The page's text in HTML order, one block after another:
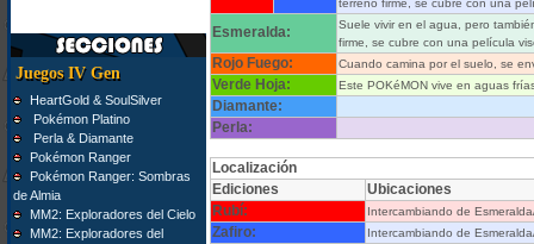
Juegos IV Gen
HeartGold & SoulSilver
Pokémon Platino
Perla & Diamante
Pokémon Ranger
Pokémon Ranger: Sombras
de Almia
MM2: Exploradores del Cielo
MM2: Exploradores del
terreno firme, se cubre con una
Esmeralda:
Suele vivir en el agua, pero
firme, se cubre con una película
Rojo Fuego: Cuando camina por el suelo, se
Verde Hoja: Este POKéMON vive en aguas
Diamante:
Perla:
Localización
Ediciones
Ubicaciones
Rubí:
Intercambiando de
Zafiro: Intercambiando de